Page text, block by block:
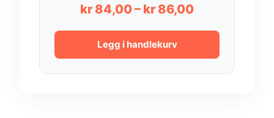
kr 84,00– kr 86,00Prisområde:
kr 84,00
kr 86,00
Legg i handlekurv